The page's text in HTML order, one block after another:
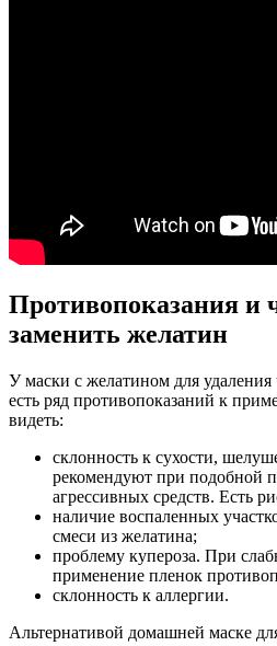
Противопоказания и
заменить желатин
У маски с желатином для
есть ряд противопоказаний к
видеть:
склонность к сухости,
рекомендуют при подобной
агрессивных средств. Есть
наличие воспаленных
смеси из желатина;
проблему купероза. При
применение пленок
склонность к аллергии.
Альтернативой домашней маске